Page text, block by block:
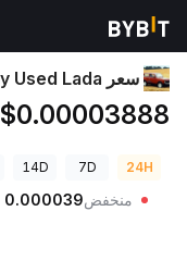
أسعار العملات الرقمية
سعر Gently Used Lada
$0.00003888
24H
7D
14D
منخفض0.000039